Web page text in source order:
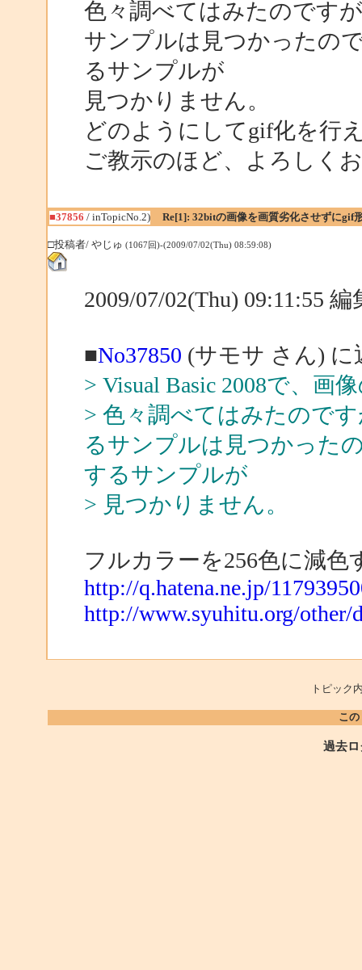
色々調べてはみたのです
サンプルは見つかったの
るサンプルが
見つかりません。
どのようにしてgif化を行
ご教示のほど、よろしく
■37856 / inTopicNo.2) Re[1]: 32bitの画像を画質劣化させずにgif
□投稿者/ やじゅ (1067回)-(2009/07/02(Thu) 08:59:08)
2009/07/02(Thu) 09:11:55
■No37850 (サモサ さん) に
> Visual Basic 2008で、画
> 色々調べてはみたので
るサンプルは見つかった
するサンプルが
> 見つかりません。
フルカラーを256色に減
http://q.hatena.ne.jp/
http://www.syuhitu.org/other/
トピッ
こ
過去